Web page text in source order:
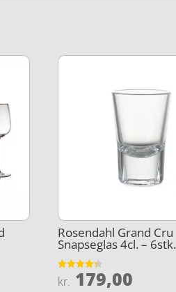
Rosendahl Grand Cru
Snapseglas 4cl. – 6stk.
Vurderet
4.3
kr. 179,00